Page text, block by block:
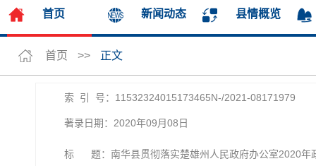
首页 新闻动态 县情概览
首页 >> 正文
索 引 号：11532324015173465N-/2021-08171979
著录日期：2020年09月08日
标 题：南华县贯彻落实楚雄州人民政府办公室2020年